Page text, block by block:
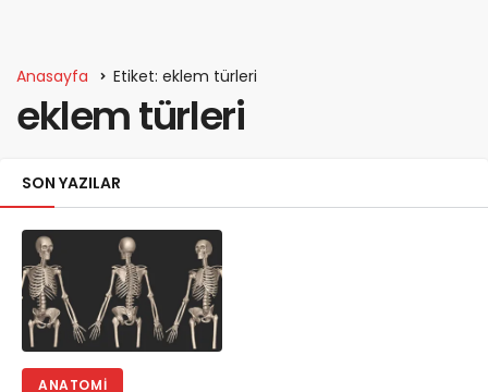
Anasayfa Etiket: eklem türleri
eklem türleri
SON YAZILAR
ANATOMI